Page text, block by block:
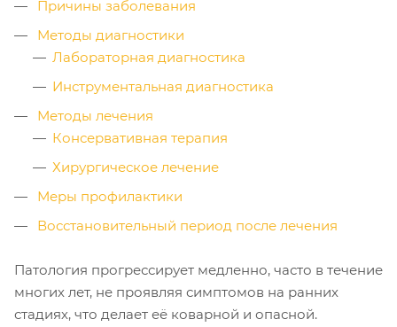
Причины заболевания
Методы диагностики
Лабораторная диагностика
Инструментальная диагностика
Методы лечения
Консервативная терапия
Хирургическое лечение
Меры профилактики
Восстановительный период после лечения
Патология прогрессирует медленно, часто в течение
многих лет, не проявляя симптомов на ранних
стадиях, что делает её коварной и опасной.